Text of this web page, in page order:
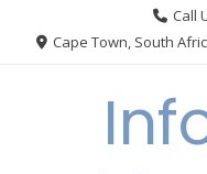
Call
Cape Town, South